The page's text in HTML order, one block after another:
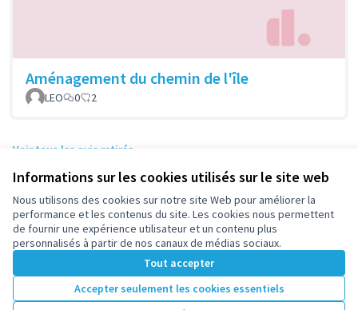
Informations sur les cookies utilisés sur le site web
Nous utilisons des cookies sur notre site Web pour améliorer la
performance et les contenus du site. Les cookies nous permettent
de fournir une expérience utilisateur et un contenu plus
personnalisés à partir de nos canaux de médias sociaux.
Tout accepter
Accepter seulement les cookies essentiels
Aménagement du chemin de l'île
LEO 0 2
Voir tous les avis retirés
Conditions d'utilisation
Paramètres des cookies
participez.nanterre.fr sur X
(Lien externe)
participez.nanterre.fr sur Facebook
participez.nanterre.fr sur Instagram
participez.nanterre.fr sur YouTube
(Lien externe)
participez.nanterre.fr sur GitHub
(Lien externe)
Licence
(Lien